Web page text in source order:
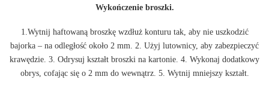
Wykończenie broszki.
1.Wytnij haftowaną broszkę wzdłuż konturu tak, aby nie uszkodzić
bajorka – na odległość około 2 mm. 2. Użyj lutownicy, aby zabezpieczyć
krawędzie. 3. Odrysuj kształt broszki na kartonie. 4. Wykonaj dodatkowy
obrys, cofając się o 2 mm do wewnątrz. 5. Wytnij mniejszy kształt.